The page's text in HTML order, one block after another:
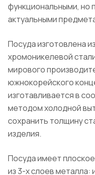
функциональными, но
актуальными
Посуда изготовлена
хромоникелевой
мирового
южнокорейского
изготавливается в
методом холодной
сохранить толщину
изделия.
Посуда имеет
из 3-х слоев металла: